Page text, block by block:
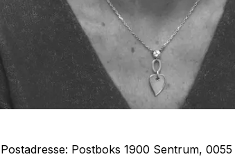
| Postadresse: Postboks 1900 Sentrum,